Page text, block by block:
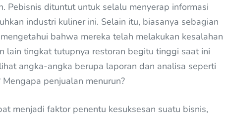
Pebisnis dituntut untuk selalu menyerap informasi
industri kuliner ini. Selain itu, biasanya sebagian
bahwa mereka telah melakukan kesalahan
lain tingkat tutupnya restoran begitu tinggi saat ini
angka-angka berupa laporan dan analisa seperti
penjualan menurun?
menjadi faktor penentu kesuksesan suatu bisnis,